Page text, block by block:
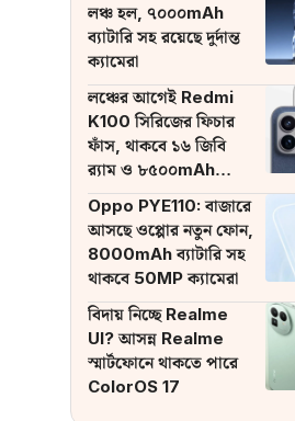
লঞ্চ হল, ৭০০০mAh
ব্যাটারি সহ রয়েছে দুর্দান্ত
ক্যামেরা
লঞ্চের আগেই Redmi
K100 সিরিজের ফিচার
ফাঁস, থাকবে ১৬ জিবি
র‌্যাম ও ৮৫০০mAh
ব্যাটারি
Oppo PYE110: বাজারে
আসছে ওপ্পোর নতুন ফোন,
8000mAh ব্যাটারি সহ
থাকবে 50MP ক্যামেরা
বিদায় নিচ্ছে Realme
UI? আসন্ন Realme
স্মার্টফোনে থাকতে পারে
ColorOS 17